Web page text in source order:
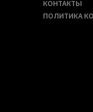
КОНТАКТЫ
ПОЛИТИКА